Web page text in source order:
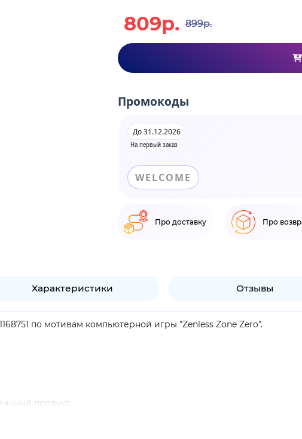
809р. 899р.
Промокоды
На первый заказ
До 31.12.2026
WELCOME
Про доставку Про
Характеристики Отзывы
по мотивам компьютерной игры "Zenless Zone Zero".
продукт.